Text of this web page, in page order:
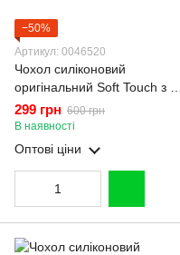
−50%
Артикул: 0046520
Чохол силіконовий
оригінальний Soft Touch з 3D
принтом злого кота для
Samsung Galaxy A52 5G
(SM-A526) коричневий
(Повний захист камери)
299 грн 600 грн
В наявності
Оптові ціни